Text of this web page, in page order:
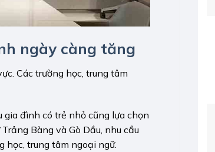
ngày càng tăng
Các trường học, trung tâm
đình có trẻ nhỏ cũng lựa chọn
Bàng và Gò Dầu, nhu cầu
học, trung tâm ngoại ngữ.